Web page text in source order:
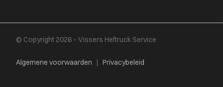
© Copyright 2026 – Vissers Heftruck Service
Algemene voorwaarden | Privacybeleid